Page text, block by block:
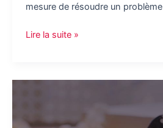
mesure de résoudre un problème
Chauffagiste,
qui
convenir
Lire la suite »